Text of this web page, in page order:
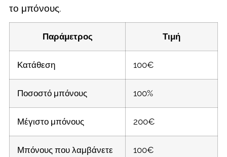
το μπόνους.
Παράμετρος Τιμή
Κατάθεση 100€
Ποσοστό μπόνους 100%
Μέγιστο μπόνους 200€
Μπόνους που λαμβάνετε 100€